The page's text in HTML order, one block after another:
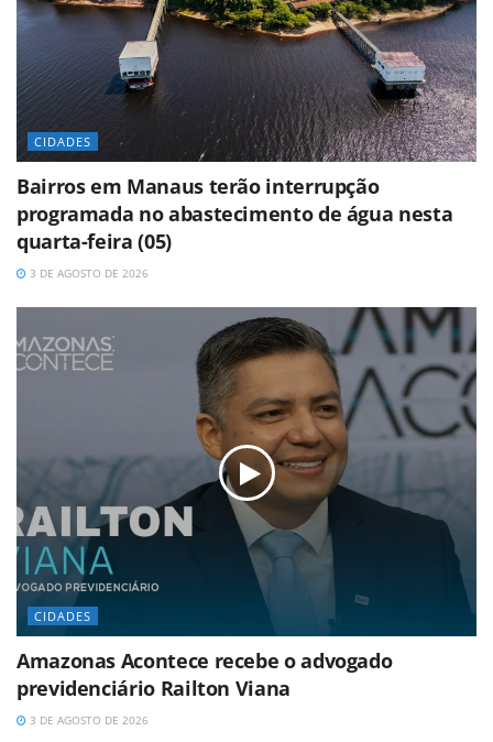
CIDADES
Bairros em Manaus terão interrupção
programada no abastecimento de água nesta
quarta-feira (05)
3 DE AGOSTO DE 2026
CIDADES
Amazonas Acontece recebe o advogado
previdenciário Railton Viana
3 DE AGOSTO DE 2026